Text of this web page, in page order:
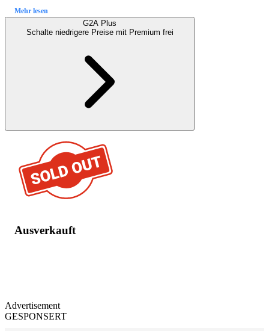
Mehr lesen
G2A Plus
Schalte niedrigere Preise mit Premium frei
Ausverkauft
Advertisement
GESPONSERT